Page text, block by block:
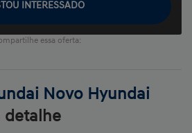
INTERESSADO
essa oferta:
Novo Hyundai
detalhe